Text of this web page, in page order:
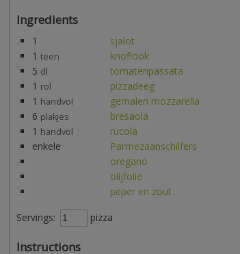
Ingredients
1
sjalot
1 teen
knoflook
5 dl
tomatenpassata
1 rol
pizzadeeg
1 handvol
gemalen mozzarella
6 plakjes
bresaola
1 handvol
rucola
enkele
Parmezaanschilfers
oregano
olijfolie
peper en zout
Servings:
pizza
Instructions